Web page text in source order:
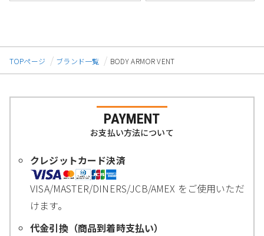
TOPページ ブランド一覧 BODY ARMOR VENT
PAYMENT
お支払い方法について
クレジットカード決済
VISA/MASTER/DINERS/JCB/AMEX をご使用いただ
けます。
代金引換（商品到着時支払い）